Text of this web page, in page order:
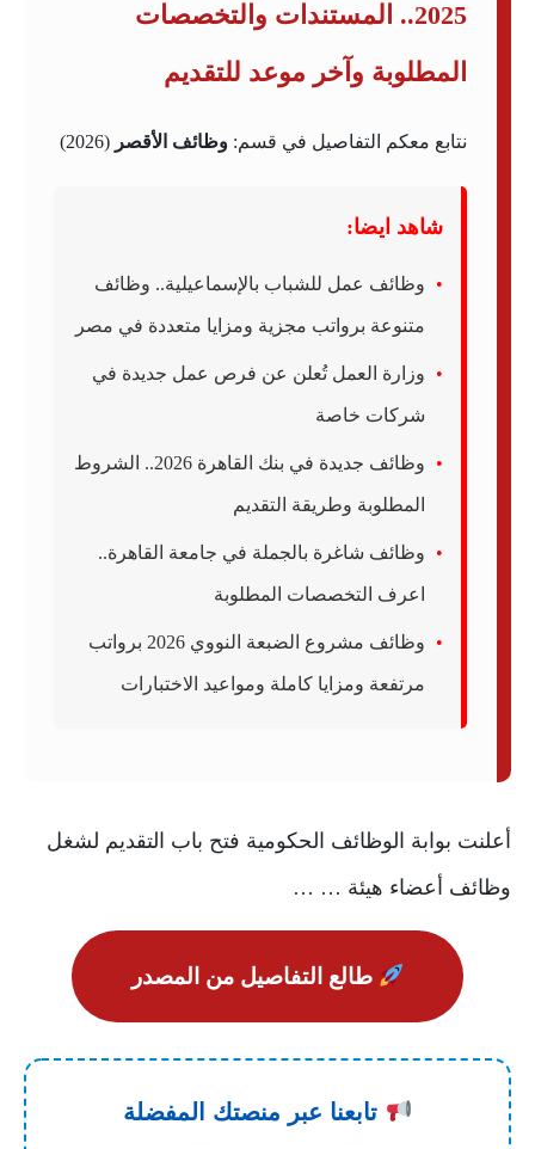
2025.. المستندات والتخصصات
المطلوبة وآخر موعد للتقديم
نتابع معكم التفاصيل في قسم: وظائف الأقصر (2026)
شاهد ايضا:
وظائف عمل للشباب بالإسماعيلية.. وظائف
متنوعة برواتب مجزية ومزايا متعددة في مصر
وزارة العمل تُعلن عن فرص عمل جديدة في
شركات خاصة
وظائف جديدة في بنك القاهرة 2026.. الشروط
المطلوبة وطريقة التقديم
وظائف شاغرة بالجملة في جامعة القاهرة..
اعرف التخصصات المطلوبة
وظائف مشروع الضبعة النووي 2026 برواتب
مرتفعة ومزايا كاملة ومواعيد الاختبارات
أعلنت بوابة الوظائف الحكومية فتح باب التقديم لشغل
وظائف أعضاء هيئة … …
طالع التفاصيل من المصدر
تابعنا عبر منصتك المفضلة